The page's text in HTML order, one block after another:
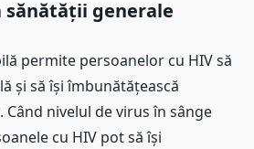
generale
permite persoanelor cu HIV să
și să își îmbunătățească
Când nivelul de virus în sânge
cu HIV pot să își